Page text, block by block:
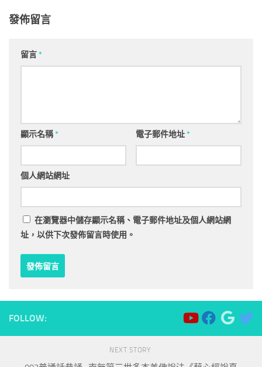
發佈留言
留言*
顯示名稱* 電子郵件地址*
個人網站網址
在瀏覽器中儲存顯示名稱、電子郵件地址及個人網站網
址，以供下次發佈留言時使用。
FOLLOW:
NEXT STORY